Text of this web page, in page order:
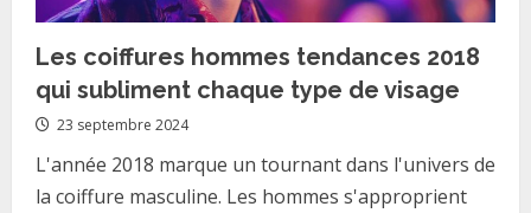
Les coiffures hommes tendances 2018
qui subliment chaque type de visage
23 septembre 2024
L'année 2018 marque un tournant dans l'univers de
la coiffure masculine. Les hommes s'approprient